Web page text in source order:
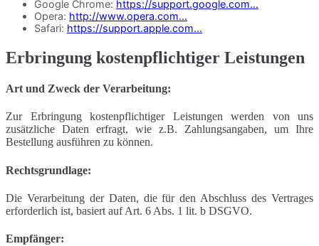
Google Chrome: https://support.google.com...
Opera: http://www.opera.com...
Safari: https://support.apple.com...
Erbringung kostenpflichtiger Leistungen
Art und Zweck der Verarbeitung:
Zur Erbringung kostenpflichtiger Leistungen werden von uns
zusätzliche Daten erfragt, wie z.B. Zahlungsangaben, um Ihre
Bestellung ausführen zu können.
Rechtsgrundlage:
Die Verarbeitung der Daten, die für den Abschluss des Vertrages
erforderlich ist, basiert auf Art. 6 Abs. 1 lit. b DSGVO.
Empfänger: